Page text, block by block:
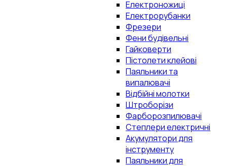
Електроножиці
Електрорубанки
Фрезери
Фени будівельні
Гайковерти
Пістолети клейові
Паяльники та
випалювачі
Відбійні молотки
Штроборізи
Фарборозпилювачі
Степлери електричні
Акумулятори для
інструменту
Паяльники для